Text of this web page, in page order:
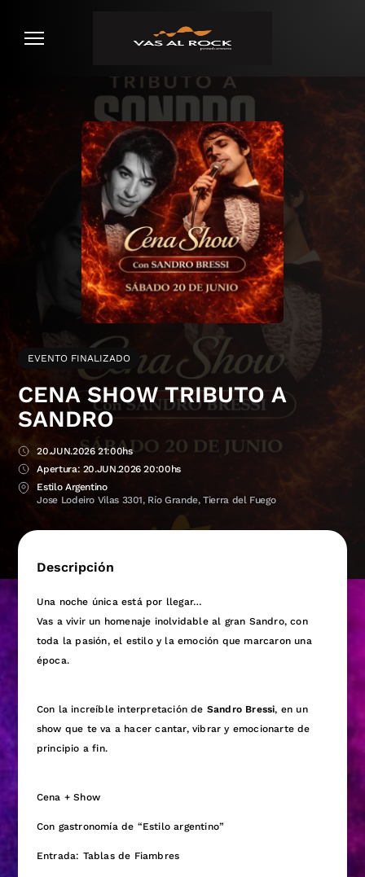
ATENCIÓN AL CLIENTE
EVENTO FINALIZADO
CENA SHOW TRIBUTO A
SANDRO
20.JUN.2026 21:00hs
20.JUN.2026 20:00hs
Estilo Argentino
Jose Lodeiro Vilas 3301, Río Grande, Tierra del Fuego
Descripción
Una noche única está por llegar…
Vas a vivir un homenaje inolvidable al gran Sandro, con
toda la pasión, el estilo y la emoción que marcaron una
época.
Con la increíble interpretación de Sandro Bressi, en un
show que te va a hacer cantar, vibrar y emocionarte de
principio a fin.
Cena + Show
Con gastronomía de “Estilo argentino”
Entrada: Tablas de Fiambres